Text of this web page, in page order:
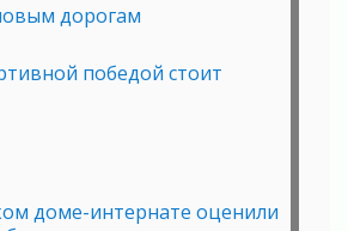
дорогам
победой стоит
доме-интернате оценили